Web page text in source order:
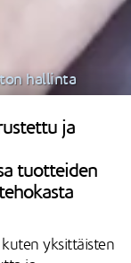
hallinta
ja
tuotteiden
yksittäisten